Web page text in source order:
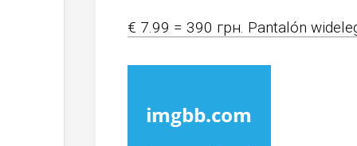
€ 7.99 = 390 грн. Pantalón